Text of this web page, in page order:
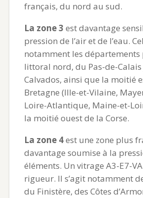
français, du nord au sud.
La zone 3 est davantage
pression de l’air et de l’eau.
notamment les départements
littoral nord, du Pas-de-Calais
Calvados, ainsi que la moitié
Bretagne (Ille-et-Vilaine,
Loire-Atlantique, Maine-et-
la moitié ouest de la Corse.
La zone 4est une zone plus
davantage soumise à la
éléments. Un vitrage A3-E7-
rigueur. Il s’agit notamment
du Finistère, des Côtes